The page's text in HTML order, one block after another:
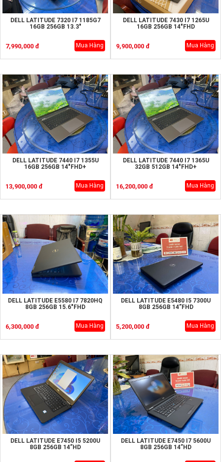
DELL LATITUDE 7320 I7 1185G7
16GB 256GB 13.3"
7,990,000 đ Mua Hàng
DELL LATITUDE 7430 I7 1265U
16GB 256GB 14"FHD
9,900,000 đ Mua Hàng
DELL LATITUDE 7440 I7 1355U
16GB 256GB 14"FHD+
13,900,000 đ Mua Hàng
DELL LATITUDE 7440 I7 1365U
32GB 512GB 14"FHD+
16,200,000 đ Mua Hàng
DELL LATITUDE E5580 I7 7820HQ
8GB 256GB 15.6"FHD
6,300,000 đ Mua Hàng
DELL LATITUDE E5480 I5 7300U
8GB 256GB 14”FHD
5,200,000 đ Mua Hàng
DELL LATITUDE E7450 I5 5200U
8GB 256GB 14”HD
DELL LATITUDE E7450 I7 5600U
8GB 256GB 14”HD